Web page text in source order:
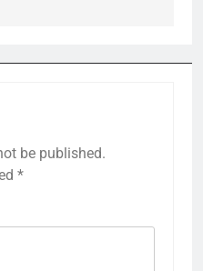
be published.
*